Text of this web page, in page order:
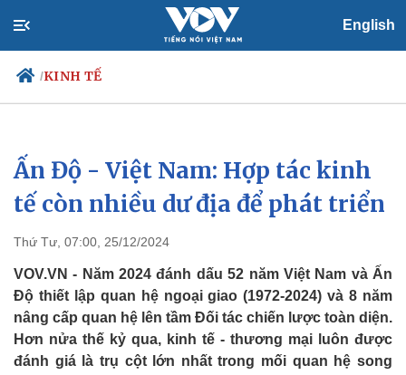
English
/KINH TẾ
Chính trị
Đảng
Tổ chức nhân sự
Nhận diện sự thật
Xã hội
Tin 24h
Dự báo thời tiết
Việc làm
Biển đảo
Ấn Độ - Việt Nam: Hợp tác kinh
tế còn nhiều dư địa để phát triển
Thứ Tư, 07:00, 25/12/2024
VOV.VN - Năm 2024 đánh dấu 52 năm Việt Nam và Ấn
Độ thiết lập quan hệ ngoại giao (1972-2024) và 8 năm
nâng cấp quan hệ lên tầm Đối tác chiến lược toàn diện.
Hơn nửa thế kỷ qua, kinh tế - thương mại luôn được
đánh giá là trụ cột lớn nhất trong mối quan hệ song